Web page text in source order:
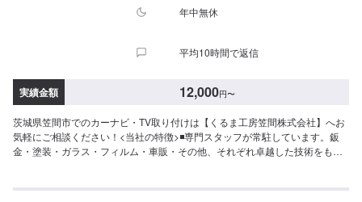
年中無休
平均10時間で返信
実績金額 12,000円〜
茨城県笠間市でのカーナビ・TV取り付けは【くるま工房笠間株式会社】へお
気軽にご相談ください！<当社の特徴>◾専門スタッフが常駐しています。鈑
金・塗装・ガラス・フィルム・車販・その他、それぞれ卓越した技術をもつ
乗っている間は保証します。◾土・日・祝も営業してるのでお客様がお休みで